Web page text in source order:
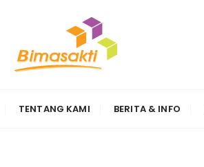
TENTANG KAMI BERITA & INFO